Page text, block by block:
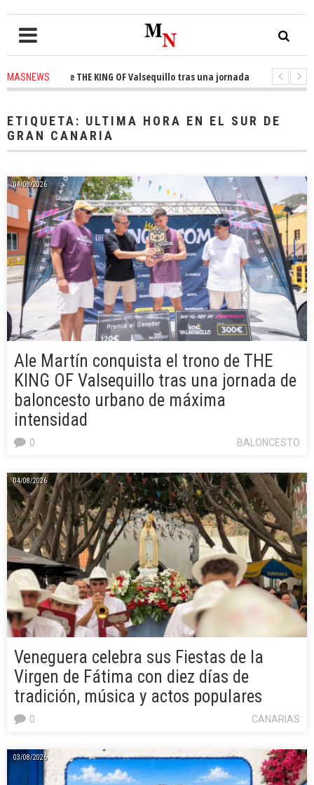
MASNEWS
THE KING OF Valsequillo tras una jornada de baloncesto urbano de
ETIQUETA: ULTIMA HORA EN EL SUR DE
GRAN CANARIA
04/08/2026
Ale Martín conquista el trono de THE
KING OF Valsequillo tras una jornada de
baloncesto urbano de máxima
intensidad
BALONCESTO
0
04/08/2026
Veneguera celebra sus Fiestas de la
Virgen de Fátima con diez días de
tradición, música y actos populares
CANARIAS
0
03/08/2026